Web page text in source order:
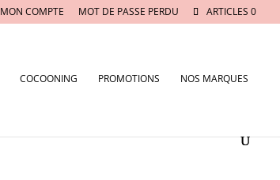
MON COMPTE MOT DE PASSE PERDU ARTICLES 0
COCOONING PROMOTIONS NOS MARQUES